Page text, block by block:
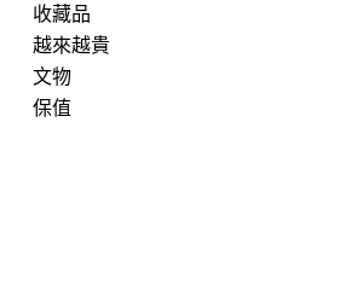
收藏品
越來越貴
文物
保值